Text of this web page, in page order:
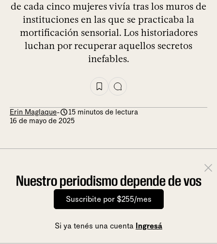
de cada cinco mujeres vivía tras los muros de
instituciones en las que se practicaba la
mortificación sensorial. Los historiadores
luchan por recuperar aquellos secretos
inefables.
Erin Maglaque-
15 minutos de lectura
16 de mayo de 2025
Nuestro periodismo depende de vos
Suscribite por $255/mes
Si ya tenés una cuenta Ingresá